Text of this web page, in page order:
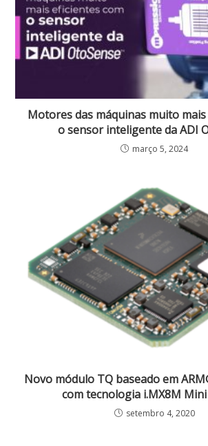
Motores das máquinas muito
o sensor inteligente da ADI
março 5, 2024
Novo módulo TQ baseado em
com tecnologia i.MX8M
setembro 4, 2020